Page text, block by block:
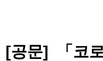
[공문] 「코